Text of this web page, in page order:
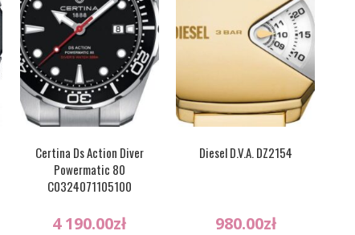
Certina Ds Action Diver
Powermatic 80
C0324071105100
4 190.00zł
Diesel D.V.A. DZ2154
980.00zł